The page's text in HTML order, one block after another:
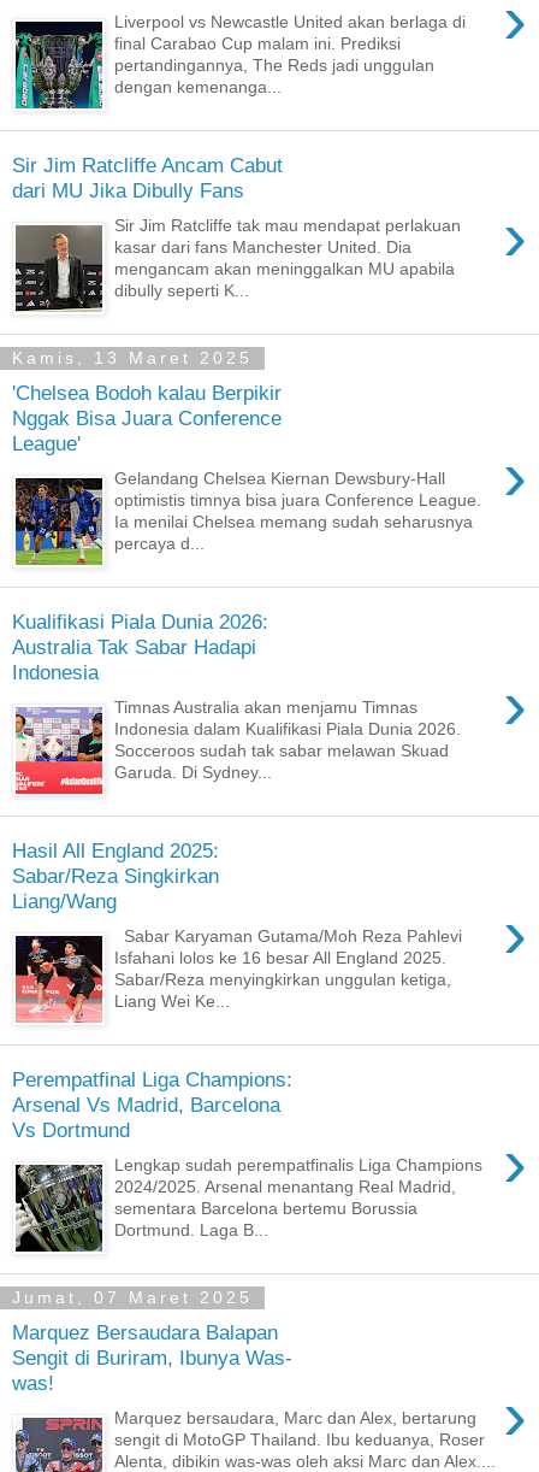
›
Liverpool vs Newcastle United akan berlaga di
final Carabao Cup malam ini. Prediksi
pertandingannya, The Reds jadi unggulan
dengan kemenanga...
Sir Jim Ratcliffe Ancam Cabut
dari MU Jika Dibully Fans
›
Sir Jim Ratcliffe tak mau mendapat perlakuan
kasar dari fans Manchester United. Dia
mengancam akan meninggalkan MU apabila
dibully seperti K...
Kamis, 13 Maret 2025
'Chelsea Bodoh kalau Berpikir
Nggak Bisa Juara Conference
League'
›
Gelandang Chelsea Kiernan Dewsbury-Hall
optimistis timnya bisa juara Conference League.
Ia menilai Chelsea memang sudah seharusnya
percaya d...
Kualifikasi Piala Dunia 2026:
Australia Tak Sabar Hadapi
Indonesia
›
Timnas Australia akan menjamu Timnas
Indonesia dalam Kualifikasi Piala Dunia 2026.
Socceroos sudah tak sabar melawan Skuad
Garuda. Di Sydney...
Hasil All England 2025:
Sabar/Reza Singkirkan
Liang/Wang
›
Sabar Karyaman Gutama/Moh Reza Pahlevi
Isfahani lolos ke 16 besar All England 2025.
Sabar/Reza menyingkirkan unggulan ketiga,
Liang Wei Ke...
Perempatfinal Liga Champions:
Arsenal Vs Madrid, Barcelona
Vs Dortmund
›
Lengkap sudah perempatfinalis Liga Champions
2024/2025. Arsenal menantang Real Madrid,
sementara Barcelona bertemu Borussia
Dortmund. Laga B...
Jumat, 07 Maret 2025
Marquez Bersaudara Balapan
Sengit di Buriram, Ibunya Was-
was!
›
Marquez bersaudara, Marc dan Alex, bertarung
sengit di MotoGP Thailand. Ibu keduanya, Roser
Alenta, dibikin was-was oleh aksi Marc dan Alex....